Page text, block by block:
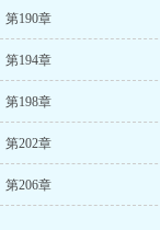
第190章
第194章
第198章
第202章
第206章